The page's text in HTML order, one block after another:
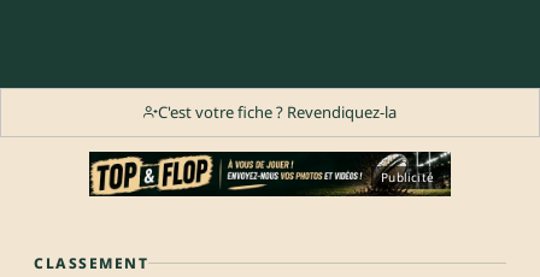
C'est votre fiche ? Revendiquez-la
Publicité
CLASSEMENT